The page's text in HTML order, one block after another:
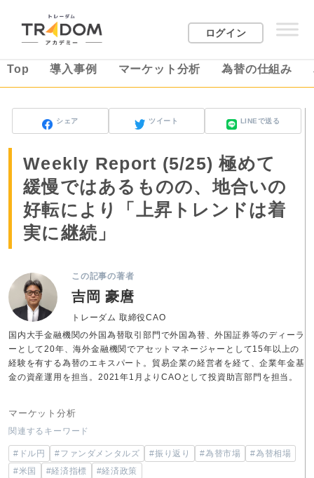
ログイン
Top 導入事例 マーケット分析 為替の仕組み
シェア ツイート LINEで送る
Weekly Report (5/25) 極めて
緩慢ではあるものの、地合いの
好転により「上昇トレンドは着
実に継続」
この記事の著者
吉岡 豪麿
トレーダム 取締役CAO
国内大手金融機関の外国為替取引部門で外国為替、外国証券等のディーラ
ーとして20年、海外金融機関でアセットマネージャーとして15年以上の
経験を有する為替のエキスパート。貿易企業の経営者を経て、企業年金基
金の資産運用を担当。2021年1月よりCAOとして投資助言部門を担当。
マーケット分析
関連するキーワード
#ドル円 #ファンダメンタルズ #振り返り #為替市場
#為替相場
#米国
#経済指標 #経済政策